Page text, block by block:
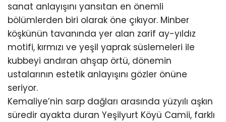
sanat anlayışını yansıtan en önemli
bölümlerden biri olarak öne çıkıyor. Minber
köşkünün tavanında yer alan zarif ay-yıldız
motifi, kırmızı ve yeşil yaprak süslemeleri ile
kubbeyi andıran ahşap örtü, dönemin
ustalarının estetik anlayışını gözler önüne
seriyor.
Kemaliye’nin sarp dağları arasında yüzyılı aşkın
süredir ayakta duran Yeşilyurt Köyü Camii, farklı